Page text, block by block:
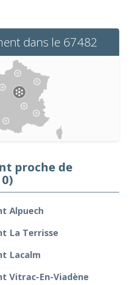
dans le 67482
proche de
Alpuech
La Terrisse
Lacalm
Vitrac-En-Viadène